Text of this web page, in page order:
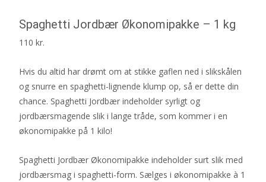
Spaghetti Jordbær Økonomipakke – 1 kg
110 kr.
Hvis du altid har drømt om at stikke gaflen ned i slikskålen
og snurre en spaghetti-lignende klump op, så er dette din
chance. Spaghetti Jordbær indeholder syrligt og
jordbærsmagende slik i lange tråde, som kommer i en
økonomipakke på 1 kilo!
Spaghetti Jordbær Økonomipakke indeholder surt slik med
jordbærsmag i spaghetti-form. Sælges i økonomipakke à 1